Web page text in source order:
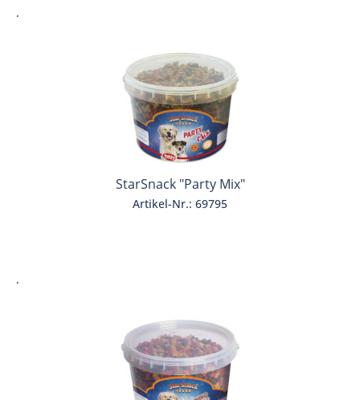
.
StarSnack "Party Mix"
Artikel-Nr.: 69795
.